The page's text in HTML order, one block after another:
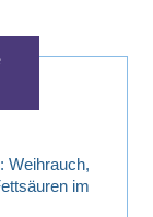
Weihrauch,
im